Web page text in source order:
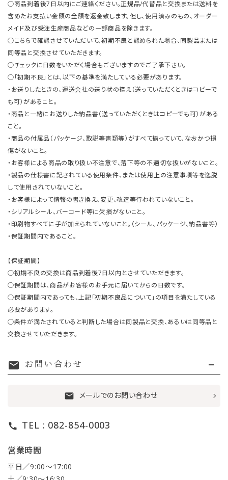
○商品到着後7日以内にご連絡ください。正規品/代替品と交換または送料を
含めたお支払い金額の全額を返金致します。但し、使用済みのもの、オーダー
メイド及び受注生産商品などの一部商品を除きます。
○こちらで確認させていただいて、初期不良と認められた場合、同製品または
同等品と交換させていただきます。
○チェックに日数をいただく場合もございますのでご了承下さい。
○「初期不良」とは、以下の基準を満たしている必要があります。
・お送りしたときの、運送会社の送り状の控え（送っていただくときはコピーで
も可）があること。
・商品と一緒にお送りした納品書（送っていただくときはコピーでも可）がある
こと。
・商品の付属品（パッケージ、取説等書類等）がすべて揃っていて、なおかつ損
傷がないこと。
・お客様による商品の取り扱い不注意で、落下等の不適切な扱いがないこと。
・製品の仕様書に記されている使用条件、または使用上の注意事項等を逸脱
して使用されていないこと。
・お客様によって情報の書き換え、変更、改造等行われていないこと。
・シリアルシール、バーコード等に欠損がないこと。
・印刷物すべてに手が加えられていないこと。（シール、パッケージ、納品書等）
・保証期間内であること。
【保証期間】
○初期不良の交換は商品到着後7日以内とさせていただきます。
○保証期間は、商品がお客様のお手元に届いてからの日数です。
○保証期間内であっても、上記「初期不良品について」の項目を満たしている
必要があります。
○条件が満たされていると判断した場合は同製品と交換、あるいは同等品と
交換させていただきます。
mail お問い合わせ
mail メールでのお問い合わせ
call TEL : 082-854-0003
営業時間
平日／9:00〜17:00